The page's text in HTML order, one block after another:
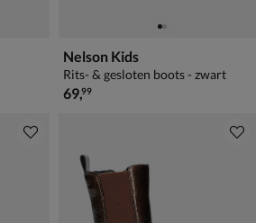
Nelson Kids
Rits- & gesloten boots - zwart
€ 69,99
69,99